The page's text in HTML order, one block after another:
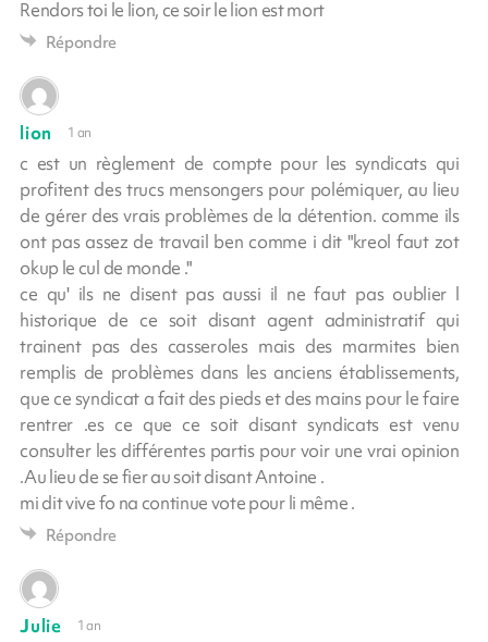
Rendors toi le lion, ce soir le lion est mort
Répondre
lion 1 an
c est un règlement de compte pour les syndicats qui
profitent des trucs mensongers pour polémiquer, au lieu
de gérer des vrais problèmes de la détention. comme ils
ont pas assez de travail ben comme i dit "kreol faut zot
okup le cul de monde ."
ce qu' ils ne disent pas aussi il ne faut pas oublier l
historique de ce soit disant agent administratif qui
trainent pas des casseroles mais des marmites bien
remplis de problèmes dans les anciens établissements,
que ce syndicat a fait des pieds et des mains pour le faire
rentrer .es ce que ce soit disant syndicats est venu
consulter les différentes partis pour voir une vrai opinion
.Au lieu de se fier au soit disant Antoine .
mi dit vive fo na continue vote pour li même .
Répondre
Julie 1 an